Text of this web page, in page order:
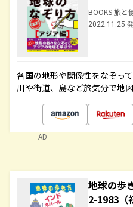
BOOKS 旅と
2022.11.25
各国の地形や関係性をなぞっ
川や街道、島など旅気分で地
AD
地球の歩
2-1983（